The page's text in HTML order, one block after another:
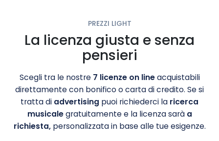
PREZZI LIGHT
La licenza giusta e senza
pensieri
Scegli tra le nostre 7 licenze on lineacquistabili
direttamente con bonifico o carta di credito. Se si
tratta di advertising puoi richiederci la ricerca
musicalegratuitamente e la licenza sarà a
richiesta,personalizzata in base alle tue esigenze.